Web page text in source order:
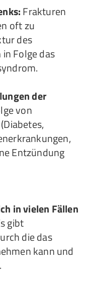
Frakturen
oft zu
des
Folge das
der
von
Entzündung
in vielen Fällen
gibt
die das
kann und